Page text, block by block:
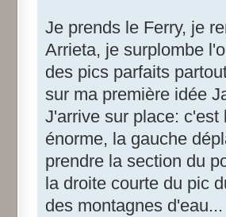
Je prends le Ferry, je
Arrieta, je surplombe
des pics parfaits
sur ma première idée
J'arrive sur place: c'est
énorme, la gauche
prendre la section du
la droite courte du pic
des montagnes